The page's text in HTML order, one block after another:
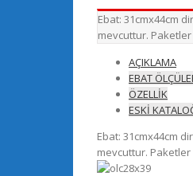
Ebat: 31cmx44cm
mevcuttur.
AÇIKLAMA
EBAT
ÖZELLİK
ESKİ
Ebat: 31cmx44cm
mevcuttur. Paketler